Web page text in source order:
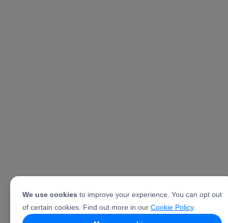
We use cookies to improve your experience. You can opt out
of certain cookies. Find out more in our Cookie Policy.